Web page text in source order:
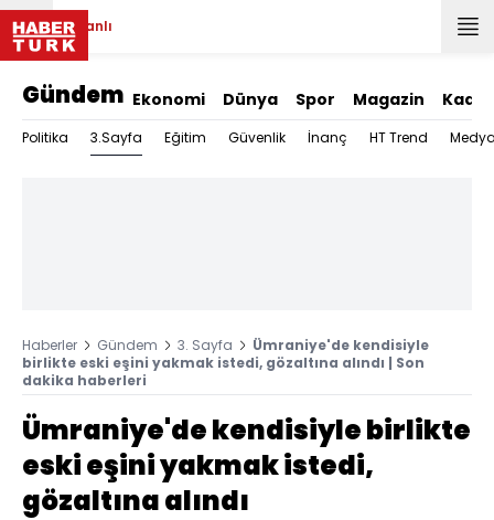
Canlı
Gündem Ekonomi Dünya Spor Magazin Kadın
Politika 3.Sayfa Eğitim Güvenlik İnanç HT Trend
Haberler Gündem 3. Sayfa
Ümraniye'de kendisiyle
birlikte eski eşini yakmak istedi, gözaltına alındı | Son
dakika haberleri
Ümraniye'de kendisiyle birlikte
eski eşini yakmak istedi,
gözaltına alındı